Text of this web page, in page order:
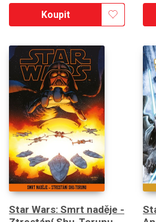
Koupit
Star Wars: Smrt naděje -